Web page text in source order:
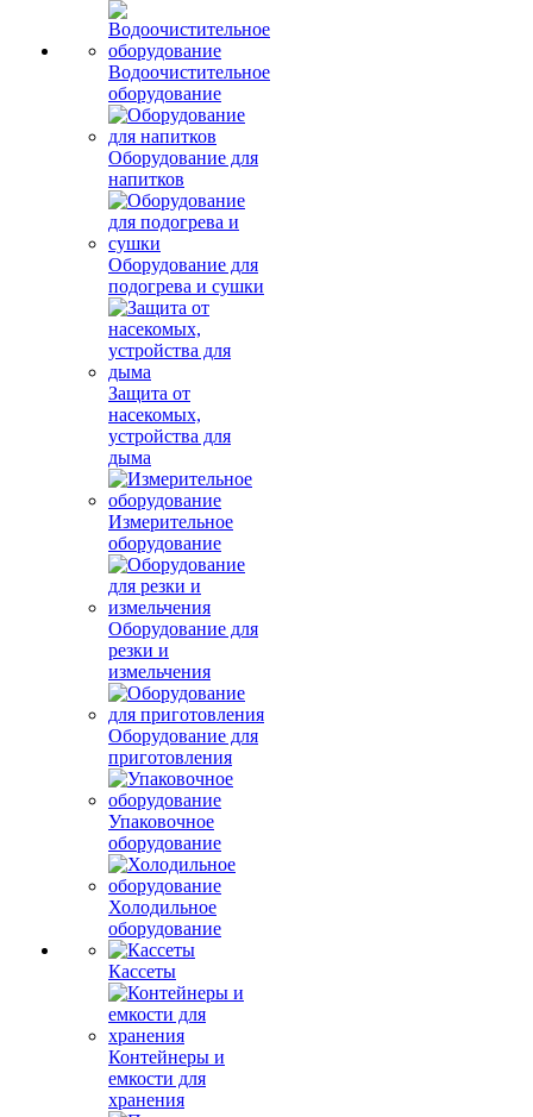
Водоочистительное
оборудование
Оборудование для
напитков
Оборудование для
подогрева и сушки
Защита от
насекомых,
устройства для
дыма
Измерительное
оборудование
Оборудование для
резки и
измельчения
Оборудование для
приготовления
Упаковочное
оборудование
Холодильное
оборудование
Кассеты
Контейнеры и
емкости для
хранения